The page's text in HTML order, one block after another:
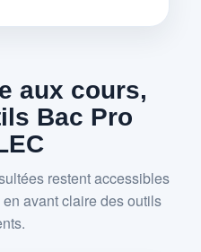
aux cours,
Bac Pro
restent accessibles
avant claire des outils